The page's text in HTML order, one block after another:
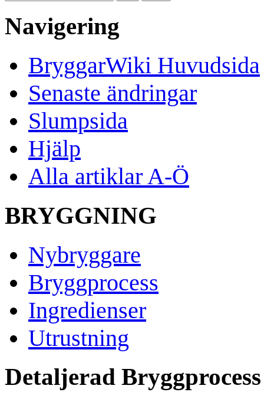
Navigering
BryggarWiki Huvudsida
Senaste ändringar
Slumpsida
Hjälp
Alla artiklar A-Ö
BRYGGNING
Nybryggare
Bryggprocess
Ingredienser
Utrustning
Detaljerad Bryggprocess